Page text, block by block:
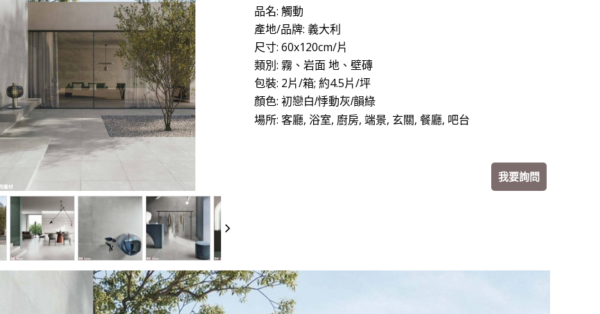
品名: 觸動
產地/品牌: 義大利
尺寸: 60x120cm/片
類別: 霧、岩面 地、壁磚
包裝: 2片/箱; 約4.5片/坪
顏色: 初戀白/悸動灰/韻綠
場所: 客廳, 浴室, 廚房, 端景, 玄關, 餐廳, 吧台
我要詢問